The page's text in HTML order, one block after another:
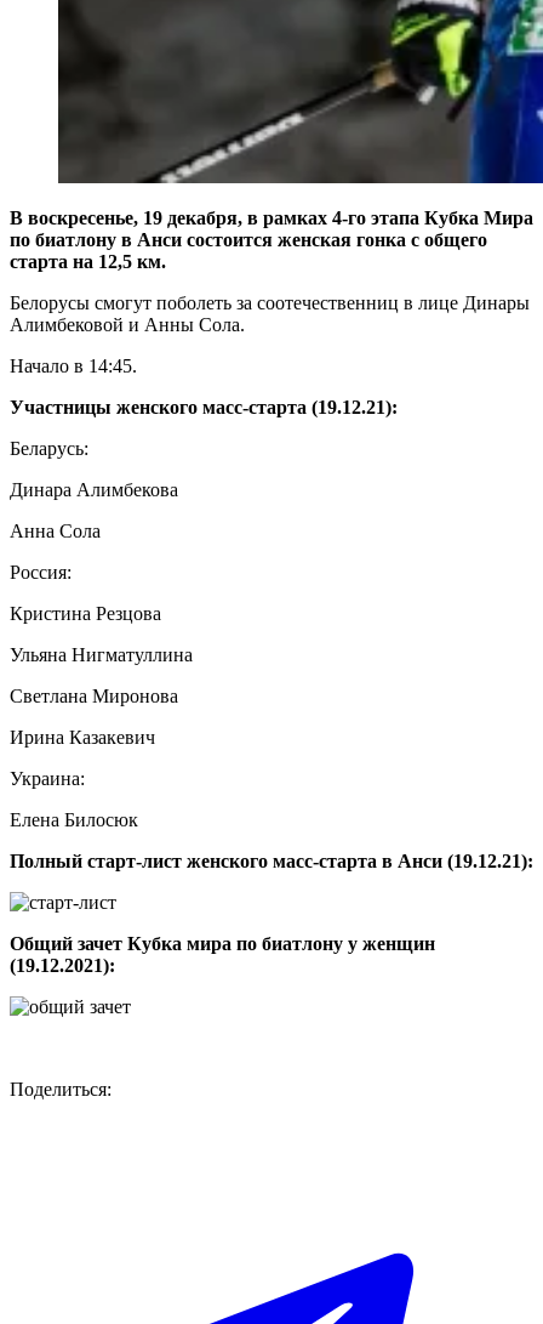
В воскресенье, 19 декабря, в рамках 4-го этапа Кубка Мира
по биатлону в Анси состоится женская гонка с общего
старта на 12,5 км.
Белорусы смогут поболеть за соотечественниц в лице Динары
Алимбековой и Анны Сола.
Начало в 14:45.
Участницы женского масс-старта (19.12.21):
Беларусь:
Динара Алимбекова
Анна Сола
Россия:
Кристина Резцова
Ульяна Нигматуллина
Светлана Миронова
Ирина Казакевич
Украина:
Елена Билосюк
Полный старт-лист женского масс-старта в Анси (19.12.21):
Общий зачет Кубка мира по биатлону у женщин
(19.12.2021):
Поделиться: